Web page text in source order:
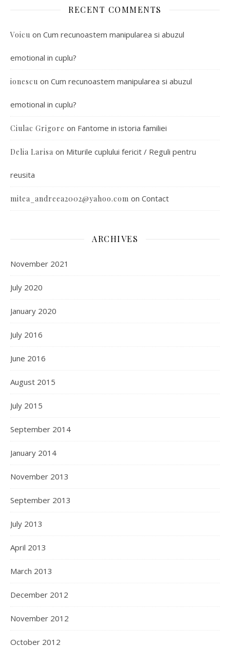
RECENT COMMENTS
Voicu on Cum recunoastem manipularea si abuzul
emotional in cuplu?
ionescu on Cum recunoastem manipularea si abuzul
emotional in cuplu?
Ciulac Grigore on Fantome in istoria familiei
Delia Larisa on Miturile cuplului fericit / Reguli pentru
reusita
mitea_andreea2002@yahoo.com on Contact
ARCHIVES
November 2021
July 2020
January 2020
July 2016
June 2016
August 2015
July 2015
September 2014
January 2014
November 2013
September 2013
July 2013
April 2013
March 2013
December 2012
November 2012
October 2012